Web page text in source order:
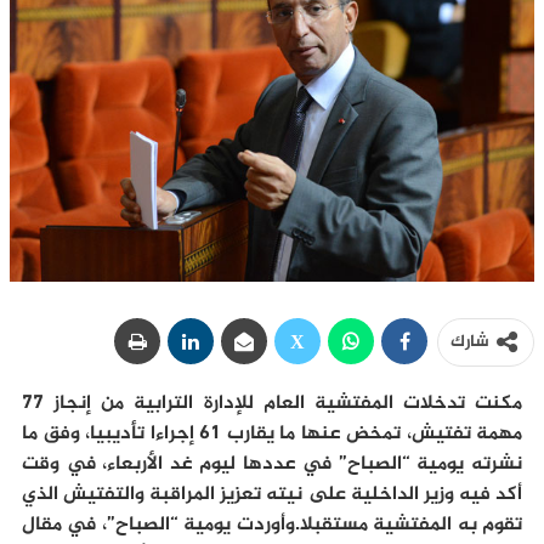
شارك
مكنت تدخلات المفتشية العام للإدارة الترابية من إنجاز 77
مهمة تفتيش، تمخض عنها ما يقارب 61 إجراءا تأديبيا، وفق ما
نشرته يومية “الصباح” في عددها ليوم غد الأربعاء، في وقت
أكد فيه وزير الداخلية على نيته تعزيز المراقبة والتفتيش الذي
تقوم به المفتشية مستقبلا.وأوردت يومية “الصباح”، في مقال